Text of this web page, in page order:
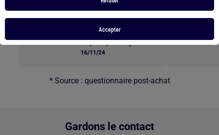
Accepter
"Commander les tailles qu’on veut à
magasin est une excellente option. C’est
un service vraiment pratique et agréable !"
16/11/24
« Superbes
rapide
* Source : questionnaire post-achat
Gardons le contact